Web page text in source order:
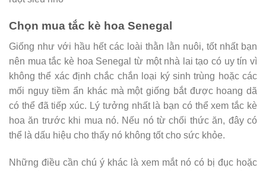
Chọn mua tắc kè hoa Senegal
Giống như với hầu hết các loài thằn lằn nuôi, tốt nhất bạn
nên mua tắc kè hoa Senegal từ một nhà lai tạo có uy tín vì
không thể xác định chắc chắn loại ký sinh trùng hoặc các
mối nguy tiềm ẩn khác mà một giống bắt được hoang dã
có thể đã tiếp xúc. Lý tưởng nhất là bạn có thể xem tắc kè
hoa ăn trước khi mua nó. Nếu nó từ chối thức ăn, đây có
thể là dấu hiệu cho thấy nó không tốt cho sức khỏe.
Những điều cần chú ý khác là xem mắt nó có bị đục hoặc